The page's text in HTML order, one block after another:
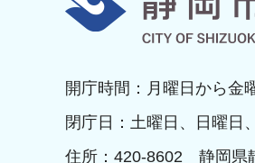
開庁時間：月曜日から金
閉庁日：土曜日、日曜日
住所：420-8602 静岡県